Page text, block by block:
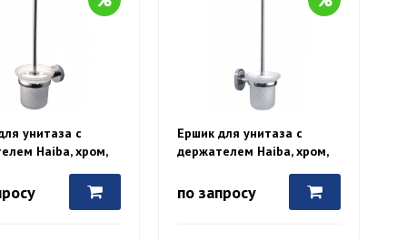
унитаза с
Haiba, хром,
Ершик для унитаза с
держателем Haiba, хром,
по запросу